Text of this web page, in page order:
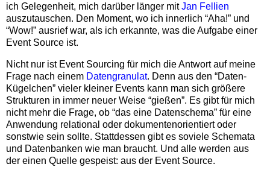
ich Gelegenheit, mich darüber länger mitJan Fellien
auszutauschen. Den Moment, wo ich innerlich “Aha!” und
“Wow!” ausrief war, als ich erkannte, was die Aufgabe einer
Event Source ist.
Nicht nur ist Event Sourcing für mich die Antwort auf meine
Frage nach einem Datengranulat. Denn aus den “Daten-
Kügelchen” vieler kleiner Events kann man sich größere
Strukturen in immer neuer Weise “gießen”. Es gibt für mich
nicht mehr die Frage, ob “das eine Datenschema” für eine
Anwendung relational oder dokumentenorientiert oder
sonstwie sein sollte. Stattdessen gibt es soviele Schemata
und Datenbanken wie man braucht. Und alle werden aus
der einen Quelle gespeist: aus der Event Source.